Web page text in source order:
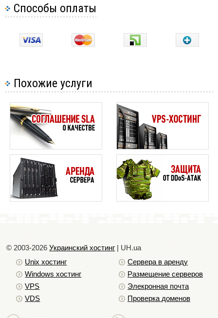
Способы оплаты
Похожие услуги
© 2003-2026Украинский хостинг | UH.ua
Unix хостинг
Windows хостинг
VPS
VDS
Сервера в аренду
Размещение серверов
Элекронная почта
Проверка доменов